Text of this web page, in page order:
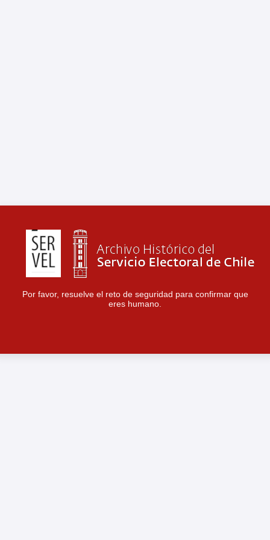
Por favor, resuelve el reto de seguridad para confirmar que
eres humano.